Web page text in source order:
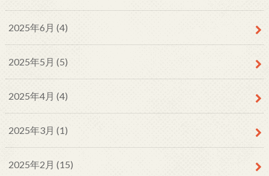
2025年6月 (4)
2025年5月 (5)
2025年4月 (4)
2025年3月 (1)
2025年2月 (15)